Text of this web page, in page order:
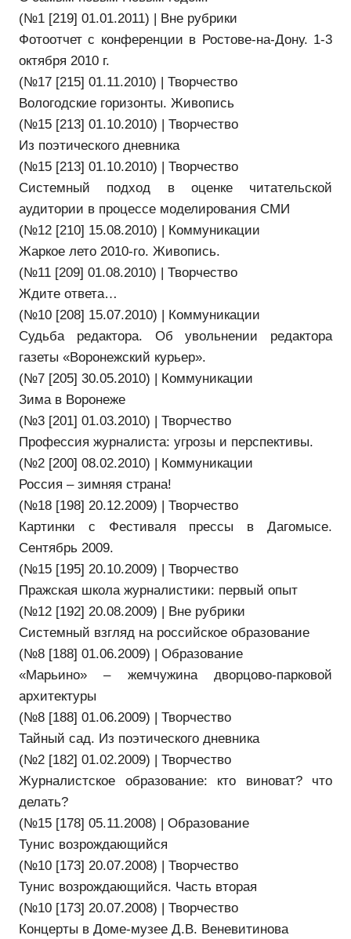
(№1 [219] 01.01.2011) | Вне рубрики
Фотоотчет с конференции в Ростове-на-Дону. 1-3
октября 2010 г.
(№17 [215] 01.11.2010) | Творчество
Вологодские горизонты. Живопись
(№15 [213] 01.10.2010) | Творчество
Из поэтического дневника
(№15 [213] 01.10.2010) | Творчество
Системный подход в оценке читательской
аудитории в процессе моделирования СМИ
(№12 [210] 15.08.2010) | Коммуникации
Жаркое лето 2010-го. Живопись.
(№11 [209] 01.08.2010) | Творчество
Ждите ответа…
(№10 [208] 15.07.2010) | Коммуникации
Судьба редактора. Об увольнении редактора
газеты «Воронежский курьер».
(№7 [205] 30.05.2010) | Коммуникации
Зима в Воронеже
(№3 [201] 01.03.2010) | Творчество
Профессия журналиста: угрозы и перспективы.
(№2 [200] 08.02.2010) | Коммуникации
Россия – зимняя страна!
(№18 [198] 20.12.2009) | Творчество
Картинки с Фестиваля прессы в Дагомысе.
Сентябрь 2009.
(№15 [195] 20.10.2009) | Творчество
Пражская школа журналистики: первый опыт
(№12 [192] 20.08.2009) | Вне рубрики
Системный взгляд на российское образование
(№8 [188] 01.06.2009) | Образование
«Марьино» – жемчужина дворцово-парковой
архитектуры
(№8 [188] 01.06.2009) | Творчество
Тайный сад. Из поэтического дневника
(№2 [182] 01.02.2009) | Творчество
Журналистское образование: кто виноват? что
делать?
(№15 [178] 05.11.2008) | Образование
Тунис возрождающийся
(№10 [173] 20.07.2008) | Творчество
Тунис возрождающийся. Часть вторая
(№10 [173] 20.07.2008) | Творчество
Концерты в Доме-музее Д.В. Веневитинова